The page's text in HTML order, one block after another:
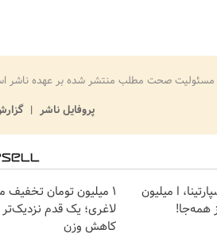
مسئولیت صحت مطلب منتشر شده بر عهده ناشر
پروفایل ناشر
ا میلیون
همه‌جا!
۱ میلیون تومان
لاغری؛ یک قدم
کاهش وزن